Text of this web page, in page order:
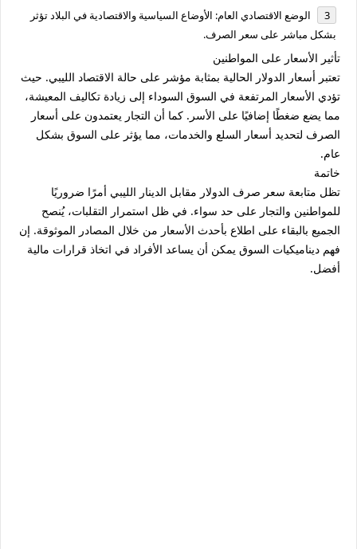
الوضع الاقتصادي العام: الأوضاع السياسية والاقتصادية في البلاد تؤثر
بشكل مباشر على سعر الصرف.
تأثير الأسعار على المواطنين
تعتبر أسعار الدولار الحالية بمثابة مؤشر على حالة الاقتصاد الليبي. حيث
تؤدي الأسعار المرتفعة في السوق السوداء إلى زيادة تكاليف المعيشة،
مما يضع ضغطًا إضافيًا على الأسر. كما أن التجار يعتمدون على أسعار
الصرف لتحديد أسعار السلع والخدمات، مما يؤثر على السوق بشكل
عام.
خاتمة
تظل متابعة سعر صرف الدولار مقابل الدينار الليبي أمرًا ضروريًا
للمواطنين والتجار على حد سواء. في ظل استمرار التقلبات، يُنصح
الجميع بالبقاء على اطلاع بأحدث الأسعار من خلال المصادر الموثوقة. إن
فهم ديناميكيات السوق يمكن أن يساعد الأفراد في اتخاذ قرارات مالية
أفضل.